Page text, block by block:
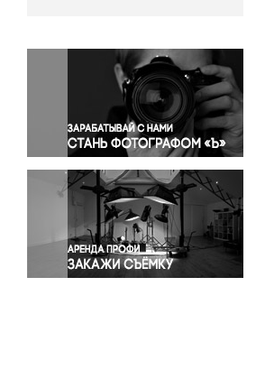
Окружающая среда
Политика
Правосудие
Происшествия и конфликты
Религия
Светская жизнь
Спорт
Экология
Экономика и бизнес